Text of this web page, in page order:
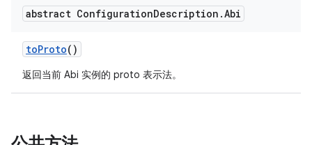
abstract ConfigurationDescription .Abi
toProto()
返回当前 Abi 实例的 proto 表示法。